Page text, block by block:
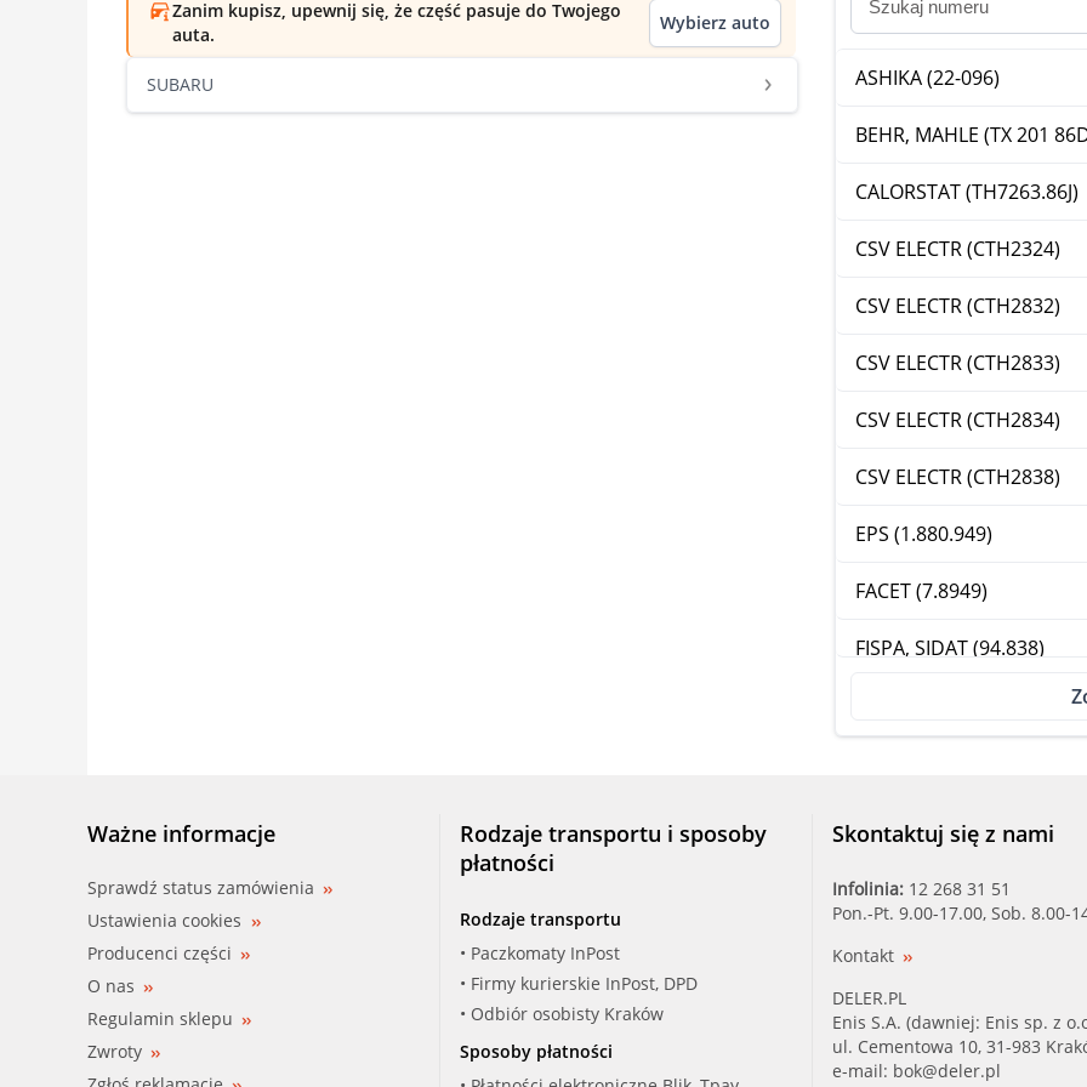
Zanim kupisz, upewnij się, że część pasuje do Twojego
auta.
Wybierz auto
SUBARU ASHIKA (22-096)
BEHR, MAHLE (TX 201
CALORSTAT (TH7263.86J)
CSV ELECTR (CTH2324)
CSV ELECTR (CTH2832)
CSV ELECTR (CTH2833)
CSV ELECTR (CTH2834)
CSV ELECTR (CTH2838)
EPS (1.880.949)
FACET (7.8949)
FISPA, SIDAT (94.838)
JAPANPAR (VA-096)
JAPKO (2296)
KW (580 949)
MAG (600000047800)
Ważne informacje
Sprawdź status zamówienia
Ustawienia cookies
Producenci części
O nas
Regulamin sklepu
Zwroty
Rodzaje transportu i sposoby
płatności
Rodzaje transportu
• Paczkomaty InPost
• Firmy kurierskie InPost, DPD
• Odbiór osobisty Kraków
Sposoby płatności
Skontaktuj się z nami
Infolinia: 12 268 31 51
Pon.-Pt. 9.00-17.00, Sob. 8.00-
Kontakt
DELER.PL
Enis S.A. (dawniej: Enis sp. z
ul. Cementowa 10, 31-983
e-mail: bok@deler.pl